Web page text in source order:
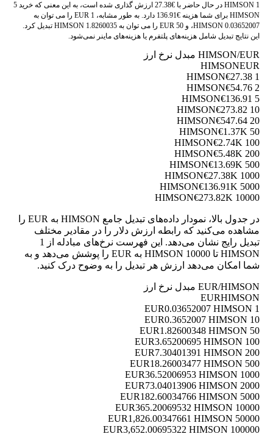
1 HIMSON در حال حاضر با €27.38 ارزش گذاری شده است، به این معنی که خرید 5
HIMSON برای شما هزینه €136.91 دارد. به طور مشابه، 1 EUR را می توان به
0.03652007 HIMSON، و 50 EUR را می توان به 1.8260035 HIMSON تبدیل کرد.
این نتایج تبدیل شامل هزینه‌های پلتفرم یا هزینه‌های ماینر نمی‌شود.
HIMSON/EUR مبدل نرخ ارز
HIMSONEUR
1 HIMSON
€27.38
2 HIMSON
€54.76
5 HIMSON
€136.91
10 HIMSON
€273.82
20 HIMSON
€547.64
50 HIMSON
€1.37K
100 HIMSON
€2.74K
200 HIMSON
€5.48K
500 HIMSON
€13.69K
1000 HIMSON
€27.38K
5000 HIMSON
€136.91K
10000 HIMSON
€273.82K
در جدول بالا، نمودار داده‌های تبدیل جامع HIMSON به EUR را
مشاهده می‌کنید که رابطه ارزش دلار را در مقادیر مختلف
تبدیل رایج نشان می‌دهد. این فهرست نرخ‌های مبادله از 1
HIMSON تا 10000 HIMSON به EUR را پوشش می‌دهد و به
شما امکان می‌دهد ارزش هر تبدیل را به وضوح درک کنید.
EUR/HIMSON مبدل نرخ ارز
EURHIMSON
1 EUR
0.03652007 HIMSON
10 EUR
0.3652007 HIMSON
50 EUR
1.82600348 HIMSON
100 EUR
3.65200695 HIMSON
200 EUR
7.30401391 HIMSON
500 EUR
18.26003477 HIMSON
1000 EUR
36.52006953 HIMSON
2000 EUR
73.04013906 HIMSON
5000 EUR
182.60034766 HIMSON
10000 EUR
365.20069532 HIMSON
50000 EUR
1,826.00347661 HIMSON
100000 EUR
3,652.00695322 HIMSON